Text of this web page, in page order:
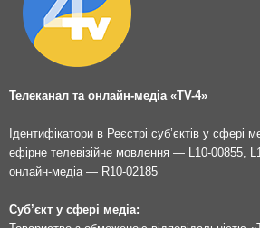
Телеканал та онлайн-медіа «TV-4»
Ідентифікатори в Реєстрі суб’єктів у сфері
ефірне телевізійне мовлення — L10-00855,
онлайн-медіа — R10-02185
Суб’єкт у сфері медіа: